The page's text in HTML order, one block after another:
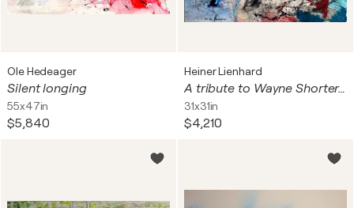
Ole Hedeager
Silent longing
55x47in
$5,840
Heiner Lienhard
A tribute to Wayne Shorter, one of the greatest, most worldfamous saxophonists and composers in Jazz Music.
31x31in
$4,210